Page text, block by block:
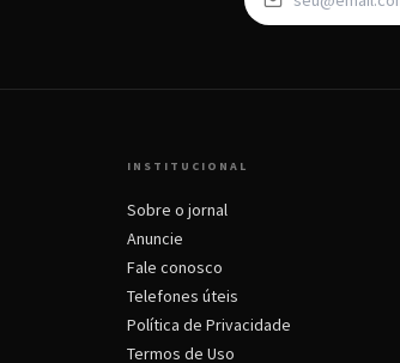
INSTITUCIONAL
Sobre o jornal
Anuncie
Fale conosco
Telefones úteis
Política de Privacidade
Termos de Uso